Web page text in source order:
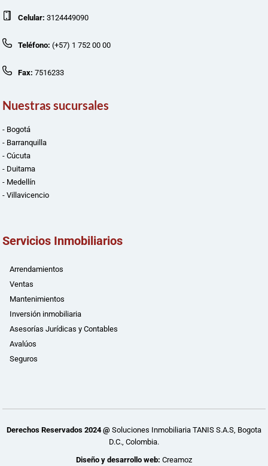
Celular: 3124449090
Teléfono: (+57) 1 752 00 00
Fax: 7516233
Nuestras sucursales
- Bogotá
- Barranquilla
- Cúcuta
- Duitama
- Medellín
- Villavicencio
Servicios Inmobiliarios
Arrendamientos
Ventas
Mantenimientos
Inversión inmobiliaria
Asesorías Jurídicas y Contables
Avalúos
Seguros
Derechos Reservados 2024 @ Soluciones Inmobiliaria TANIS S.A.S, Bogota
D.C., Colombia.
Diseño y desarrollo web: Creamoz